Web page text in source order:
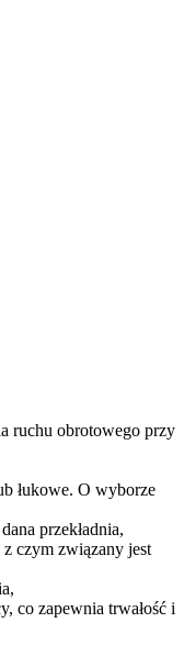
ruchu obrotowego przy
łukowe. O wyborze
przekładnia,
z czym związany jest
co zapewnia trwałość i